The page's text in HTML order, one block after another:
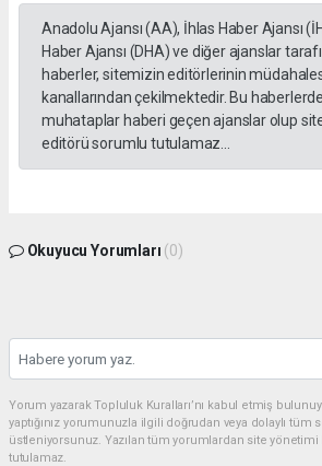
Anadolu Ajansı (AA), İhlas Haber Ajansı
Haber Ajansı (DHA) ve diğer ajanslar
haberler, sitemizin editörlerinin
kanallarından çekilmektedir. Bu
muhataplar haberi geçen ajanslar olup
editörü sorumlu tutulamaz...
Okuyucu Yorumları (0)
Yorum yazarak Topluluk Kuralları’nı kabul etmiş
yaptığınız yorumunuzla ilgili doğrudan veya dolaylı tüm
üstleniyorsunuz. Yazılan tüm yorumlardan site
tutulamaz.